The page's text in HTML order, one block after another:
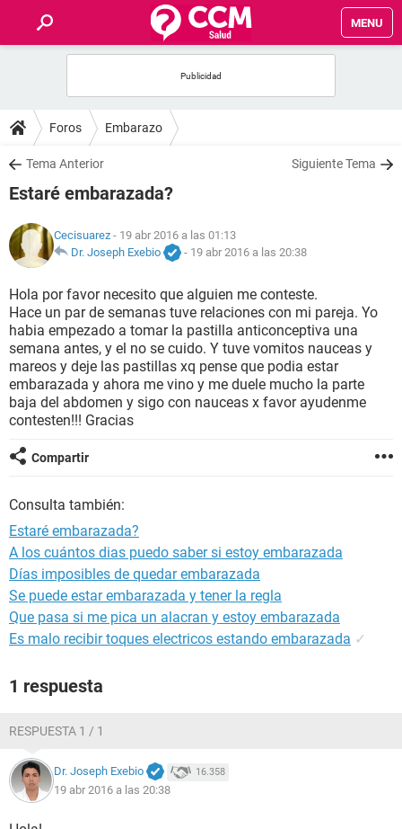
MENU
FOROS
SALUD
NUTRICIÓN
BIENESTAR
SEXUALIDAD
GLOSARIO
Foros Embarazo
Tema Anterior Siguiente Tema
Estaré embarazada?
Cecisuarez - 19 abr 2016 a las 01:13
Dr. Joseph Exebio
- 19 abr 2016 a las 20:38
Hola por favor necesito que alguien me conteste.
Hace un par de semanas tuve relaciones con mi pareja. Yo
habia empezado a tomar la pastilla anticonceptiva una
semana antes, y el no se cuido. Y tuve vomitos nauceas y
mareos y deje las pastillas xq pense que podia estar
embarazada y ahora me vino y me duele mucho la parte
baja del abdomen y sigo con nauceas x favor ayudenme
contesten!!! Gracias
Compartir
Consulta también:
Estaré embarazada?
A los cuántos dias puedo saber si estoy embarazada
Días imposibles de quedar embarazada
Se puede estar embarazada y tener la regla
Que pasa si me pica un alacran y estoy embarazada
Es malo recibir toques electricos estando embarazada ✓
1 respuesta
RESPUESTA 1 / 1
Dr. Joseph Exebio 16.358
19 abr 2016 a las 20:38